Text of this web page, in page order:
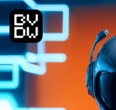
Zum
Hauptmenü
springen
Zur
Suche
springen
Zum
Inhalt
springen
Zum
Footer
springen
Suchen
nach: